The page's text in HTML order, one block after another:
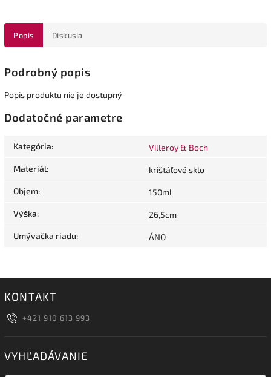
Popis Diskusia
Podrobný popis
Popis produktu nie je dostupný
Dodatočné parametre
Kategória: Villeroy & Boch
Materiál: krištáľové sklo
Objem: 150ml
Výška: 26,5cm
Umývačka riadu: ÁNO
KONTAKT
+421 910 613 993
VYHĽADÁVANIE